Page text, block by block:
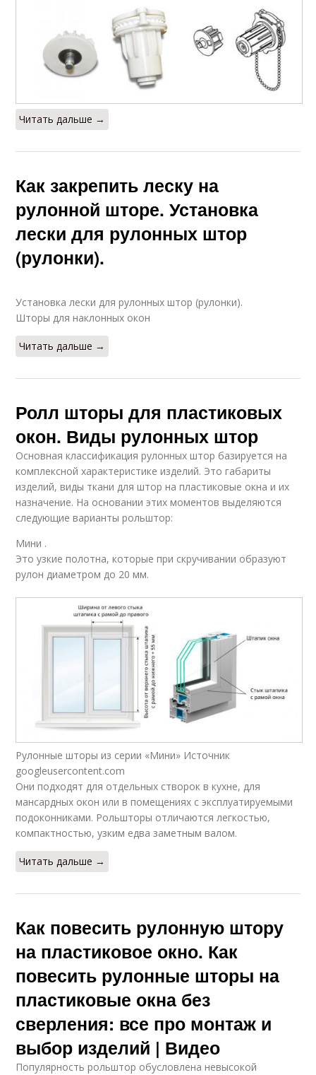
Читать дальше →
Как закрепить леску на
рулонной шторе. Установка
лески для рулонных штор
(рулонки).
Установка лески для рулонных штор (рулонки).
Шторы для наклонных окон
Читать дальше →
Ролл шторы для пластиковых
окон. Виды рулонных штор
Основная классификация рулонных штор базируется на
комплексной характеристике изделий. Это габариты
изделий, виды ткани для штор на пластиковые окна и их
назначение. На основании этих моментов выделяются
следующие варианты рольштор:
Мини .
Это узкие полотна, которые при скручивании образуют
рулон диаметром до 20 мм.
Рулонные шторы из серии «Мини» Источник
googleusercontent.com
Они подходят для отдельных створок в кухне, для
мансардных окон или в помещениях с эксплуатируемыми
подоконниками. Рольшторы отличаются легкостью,
компактностью, узким едва заметным валом.
Читать дальше →
Как повесить рулонную штору
на пластиковое окно. Как
повесить рулонные шторы на
пластиковые окна без
сверления: все про монтаж и
выбор изделий | Видео
Популярность рольштор обусловлена невысокой